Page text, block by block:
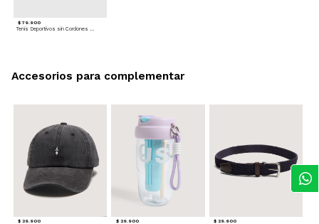
$ 79.900
$ 29.900 $ 29.900 $ 29.900
Accesorios para complementar